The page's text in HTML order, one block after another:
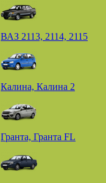
ВАЗ 2113, 2114, 2115
Калина, Калина 2
Гранта, Гранта FL